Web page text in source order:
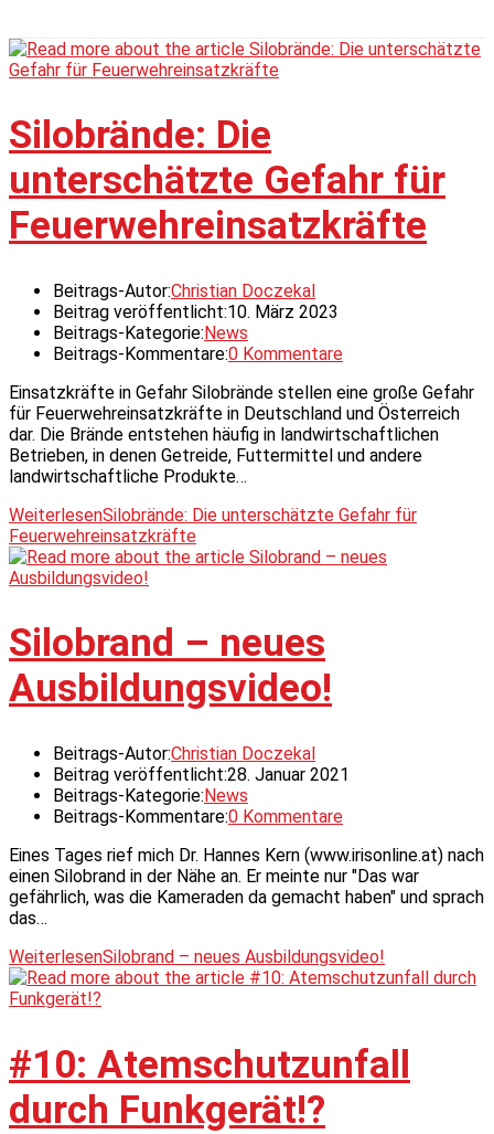
Silobrände: Die
unterschätzte Gefahr für
Feuerwehreinsatzkräfte
Beitrags-Autor:Christian Doczekal
Beitrag veröffentlicht:10. März 2023
Beitrags-Kategorie: News
Beitrags-Kommentare:0 Kommentare
Einsatzkräfte in Gefahr Silobrände stellen eine große Gefahr
für Feuerwehreinsatzkräfte in Deutschland und Österreich
dar. Die Brände entstehen häufig in landwirtschaftlichen
Betrieben, in denen Getreide, Futtermittel und andere
landwirtschaftliche Produkte…
WeiterlesenSilobrände: Die unterschätzte Gefahr für
Feuerwehreinsatzkräfte
Silobrand – neues
Ausbildungsvideo!
Beitrags-Autor:Christian Doczekal
Beitrag veröffentlicht:28. Januar 2021
Beitrags-Kategorie: News
Beitrags-Kommentare:0 Kommentare
Eines Tages rief mich Dr. Hannes Kern (www.irisonline.at) nach
einen Silobrand in der Nähe an. Er meinte nur "Das war
gefährlich, was die Kameraden da gemacht haben" und sprach
das…
WeiterlesenSilobrand – neues Ausbildungsvideo!
#10: Atemschutzunfall
durch Funkgerät!?